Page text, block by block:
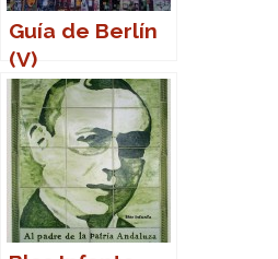
Guía de Berlín
(V)